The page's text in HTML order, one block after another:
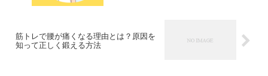
筋トレで腰が痛くなる理由とは？原因を
知って正しく鍛える方法